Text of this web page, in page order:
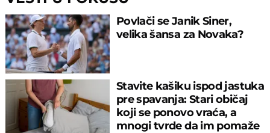
Povlači se Janik Siner,
velika šansa za Novaka?
Stavite kašiku ispod jastuka
pre spavanja: Stari običaj
koji se ponovo vraća, a
mnogi tvrde da im pomaže